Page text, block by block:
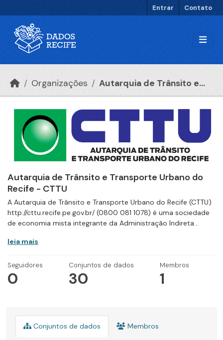
Entrar Contato
Organizações Autarquia de Trânsito e...
Autarquia de Trânsito e Transporte Urbano do
Recife - CTTU
A Autarquia de Trânsito e Transporte Urbano do Recife (CTTU)
http://cttu.recife.pe.gov.br/ (0800 081 1078) é uma sociedade
de economia mista integrante da Administração Indireta...
leia mais
Seguidores
0
Conjuntos de dados
30
Membros
1
Conjuntos de dados Membros